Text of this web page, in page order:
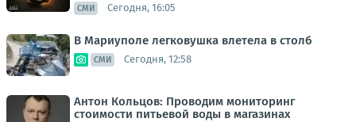
СМИ Сегодня, 16:05
В Мариуполе легковушка влетела в столб
СМИ Сегодня, 12:58
Антон Кольцов: Проводим мониторинг
стоимости питьевой воды в магазинах